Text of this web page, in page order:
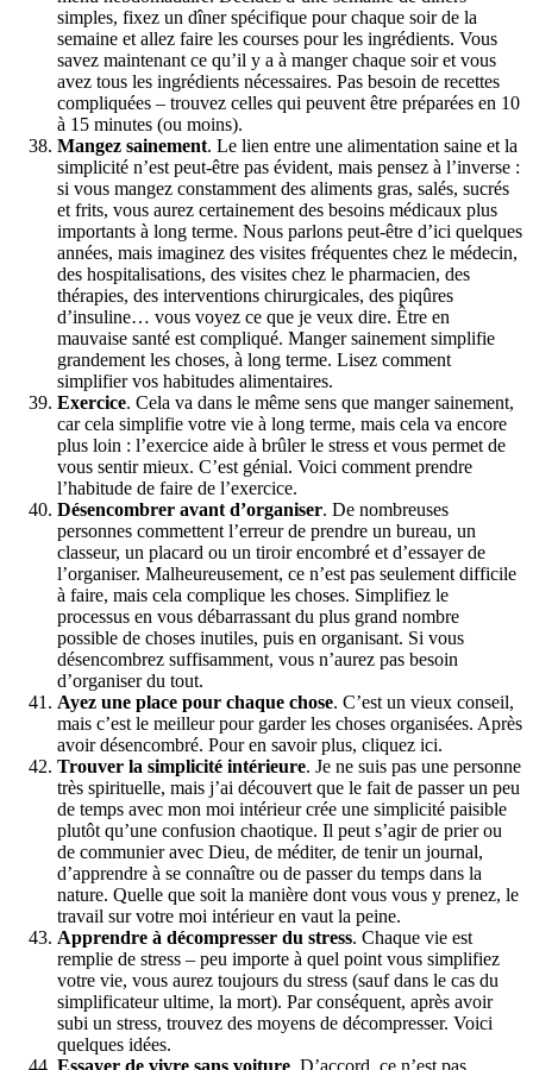
simples, fixez un dîner spécifique pour chaque soir de la
semaine et allez faire les courses pour les ingrédients. Vous
savez maintenant ce qu’il y a à manger chaque soir et vous
avez tous les ingrédients nécessaires. Pas besoin de recettes
compliquées – trouvez celles qui peuvent être préparées en 10
à 15 minutes (ou moins).
Mangez sainement. Le lien entre une alimentation saine et la
simplicité n’est peut-être pas évident, mais pensez à l’inverse :
si vous mangez constamment des aliments gras, salés, sucrés
et frits, vous aurez certainement des besoins médicaux plus
importants à long terme. Nous parlons peut-être d’ici quelques
années, mais imaginez des visites fréquentes chez le médecin,
des hospitalisations, des visites chez le pharmacien, des
thérapies, des interventions chirurgicales, des piqûres
d’insuline… vous voyez ce que je veux dire. Être en
mauvaise santé est compliqué. Manger sainement simplifie
grandement les choses, à long terme. Lisez comment
simplifier vos habitudes alimentaires.
Exercice. Cela va dans le même sens que manger sainement,
car cela simplifie votre vie à long terme, mais cela va encore
plus loin : l’exercice aide à brûler le stress et vous permet de
vous sentir mieux. C’est génial. Voici comment prendre
l’habitude de faire de l’exercice.
Désencombrer avant d’organiser. De nombreuses
personnes commettent l’erreur de prendre un bureau, un
classeur, un placard ou un tiroir encombré et d’essayer de
l’organiser. Malheureusement, ce n’est pas seulement difficile
à faire, mais cela complique les choses. Simplifiez le
processus en vous débarrassant du plus grand nombre
possible de choses inutiles, puis en organisant. Si vous
désencombrez suffisamment, vous n’aurez pas besoin
d’organiser du tout.
Ayez une place pour chaque chose. C’est un vieux conseil,
mais c’est le meilleur pour garder les choses organisées. Après
avoir désencombré. Pour en savoir plus, cliquez ici.
Trouver la simplicité intérieure. Je ne suis pas une personne
très spirituelle, mais j’ai découvert que le fait de passer un peu
de temps avec mon moi intérieur crée une simplicité paisible
plutôt qu’une confusion chaotique. Il peut s’agir de prier ou
de communier avec Dieu, de méditer, de tenir un journal,
d’apprendre à se connaître ou de passer du temps dans la
nature. Quelle que soit la manière dont vous vous y prenez, le
travail sur votre moi intérieur en vaut la peine.
Apprendre à décompresser du stress. Chaque vie est
remplie de stress – peu importe à quel point vous simplifiez
votre vie, vous aurez toujours du stress (sauf dans le cas du
simplificateur ultime, la mort). Par conséquent, après avoir
subi un stress, trouvez des moyens de décompresser. Voici
quelques idées.
Essayer de vivre sans voiture . D’accord, ce n’est pas